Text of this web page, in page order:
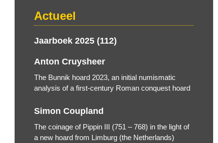
Actueel
Jaarboek 2025 (112)
Anton Cruysheer
The Bunnik hoard 2023, an initial numismatic
analysis of a first-century Roman conquest hoard
Simon Coupland
The coinage of Pippin III (751 – 768) in the light of
a new hoard from Limburg (the Netherlands)